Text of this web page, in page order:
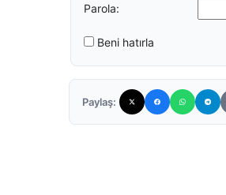
Parola:
Beni hatırla
Paylaş: